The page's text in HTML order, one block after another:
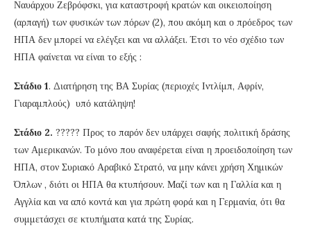
Ναυάρχου Ζεβρόφσκι, για καταστροφή κρατών και οικειοποίηση
(αρπαγή) των φυσικών των πόρων (2), που ακόμη και ο πρόεδρος των
ΗΠΑ δεν μπορεί να ελέγξει και να αλλάξει. Έτσι το νέο σχέδιο των
ΗΠΑ φαίνεται να είναι το εξής :
Στάδιο 1. Διατήρηση της ΒΑ Συρίας (περιοχές Ιντλίμπ, Αφρίν,
Γιαραμπλούς) υπό κατάληψη!
Στάδιο 2. ????? Προς το παρόν δεν υπάρχει σαφής πολιτική δράσης
των Αμερικανών. Το μόνο που αναφέρεται είναι η προειδοποίηση των
ΗΠΑ, στον Συριακό Αραβικό Στρατό, να μην κάνει χρήση Χημικών
Όπλων , διότι οι ΗΠΑ θα κτυπήσουν. Μαζί των και η Γαλλία και η
Αγγλία και να από κοντά και για πρώτη φορά και η Γερμανία, ότι θα
συμμετάσχει σε κτυπήματα κατά της Συρίας.